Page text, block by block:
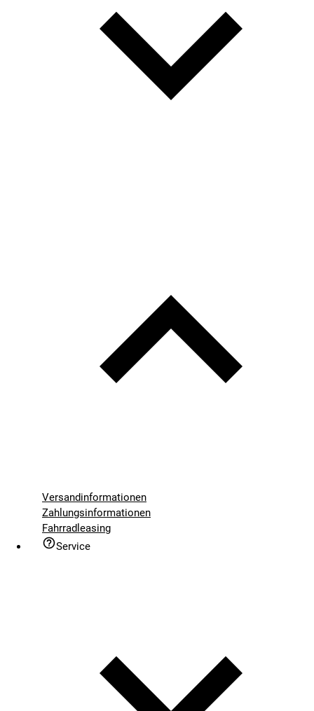
Versandinformationen
Zahlungsinformationen
Fahrradleasing
Service